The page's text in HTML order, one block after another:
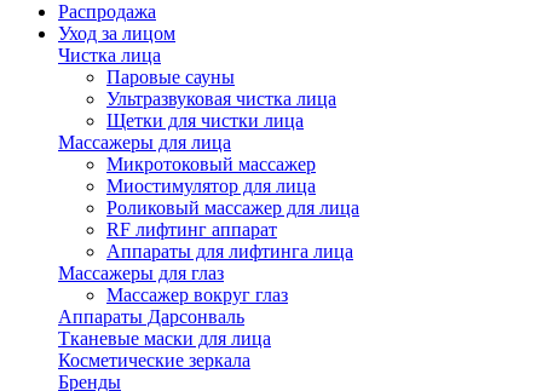
Распродажа
Уход за лицом
Чистка лица
Паровые сауны
Ультразвуковая чистка лица
Щетки для чистки лица
Массажеры для лица
Микротоковый массажер
Миостимулятор для лица
Роликовый массажер для лица
RF лифтинг аппарат
Аппараты для лифтинга лица
Массажеры для глаз
Массажер вокруг глаз
Аппараты Дарсонваль
Тканевые маски для лица
Косметические зеркала
Бренды